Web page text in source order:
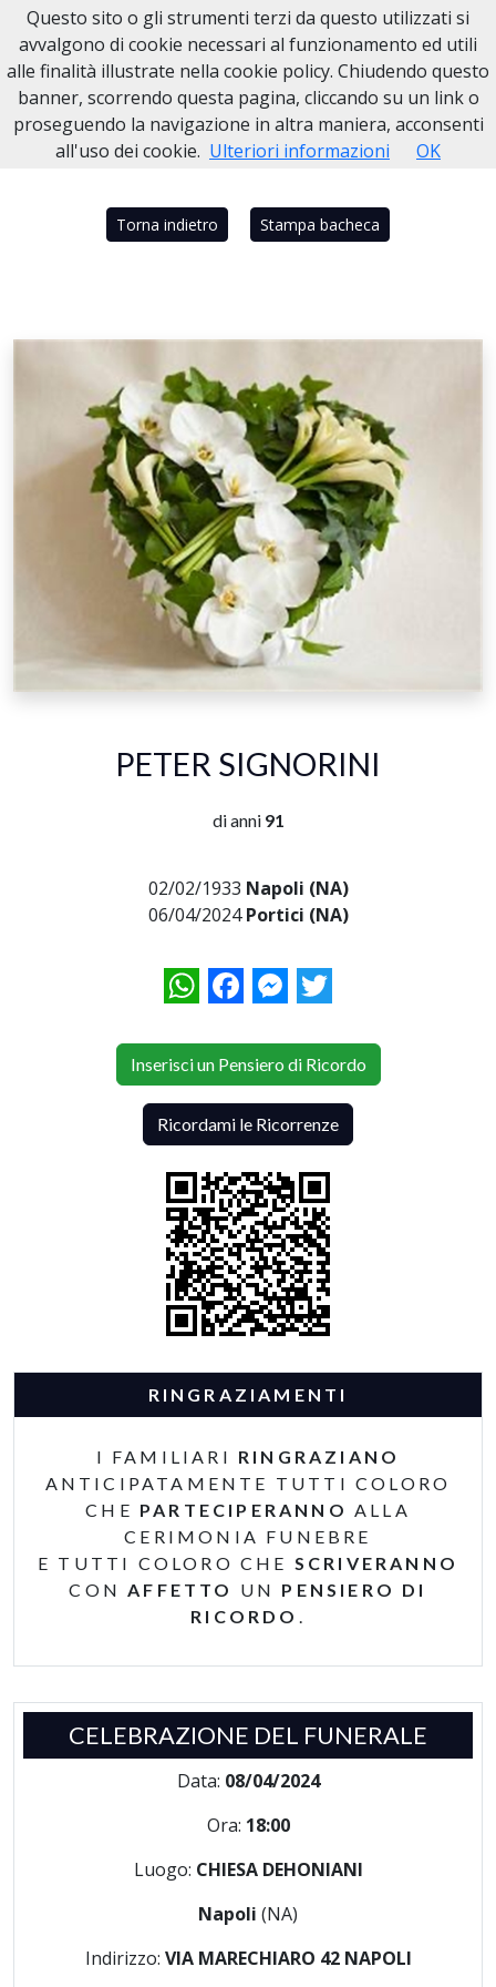
Necrologi Dell'Anno
Home Italia NA Napoli PETER SIGNORINI
Torna indietro Stampa bacheca
PETER SIGNORINI
di anni 91
02/02/1933 Napoli (NA)
06/04/2024Portici (NA)
WhatsAppFacebookMessenger
Twitter
Inserisci un Pensiero di Ricordo
Ricordami le Ricorrenze
RINGRAZIAMENTI
I FAMILIARI RINGRAZIANO
ANTICIPATAMENTE TUTTI COLORO
CHE PARTECIPERANNO ALLA
CERIMONIA FUNEBRE
E TUTTI COLORO CHE SCRIVERANNO
CONAFFETTO UN PENSIERO DI
RICORDO .
CELEBRAZIONE DEL FUNERALE
Data: 08/04/2024
Ora: 18:00
Luogo: CHIESA DEHONIANI
Napoli (NA)
Indirizzo: VIA MARECHIARO 42 NAPOLI
Questo sito o gli strumenti terzi da questo utilizzati si
avvalgono di cookie necessari al funzionamento ed utili
alle finalità illustrate nella cookie policy. Chiudendo questo
banner, scorrendo questa pagina, cliccando su un link o
proseguendo la navigazione in altra maniera, acconsenti
all'uso dei cookie. Ulteriori informazioni OK